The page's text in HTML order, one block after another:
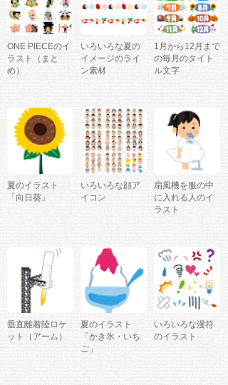
ONE PIECEのイ
ラスト（まと
め）
いろいろな夏の
イメージのライ
ン素材
1月から12月まで
の毎月のタイト
ル文字
夏のイラスト
「向日葵」
いろいろな顔ア
イコン
扇風機を服の中
に入れる人のイ
ラスト
垂直離着陸ロケ
ット（アーム）
夏のイラスト
「かき氷・いち
ご」
いろいろな漫符
のイラスト